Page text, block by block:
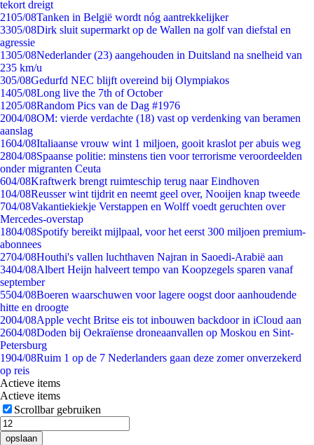
tekort dreigt
2105/08Tanken in België wordt nóg aantrekkelijker
3305/08Dirk sluit supermarkt op de Wallen na golf van diefstal en
agressie
1305/08Nederlander (23) aangehouden in Duitsland na snelheid van
235 km/u
305/08Gedurfd NEC blijft overeind bij Olympiakos
1405/08Long live the 7th of October
1205/08Random Pics van de Dag #1976
2004/08OM: vierde verdachte (18) vast op verdenking van beramen
aanslag
1604/08Italiaanse vrouw wint 1 miljoen, gooit kraslot per abuis weg
2804/08Spaanse politie: minstens tien voor terrorisme veroordeelden
onder migranten Ceuta
604/08Kraftwerk brengt ruimteschip terug naar Eindhoven
104/08Reusser wint tijdrit en neemt geel over, Nooijen knap tweede
704/08Vakantiekiekje Verstappen en Wolff voedt geruchten over
Mercedes-overstap
1804/08Spotify bereikt mijlpaal, voor het eerst 300 miljoen premium-
abonnees
2704/08Houthi's vallen luchthaven Najran in Saoedi-Arabië aan
3404/08Albert Heijn halveert tempo van Koopzegels sparen vanaf
september
5504/08Boeren waarschuwen voor lagere oogst door aanhoudende
hitte en droogte
2004/08Apple vecht Britse eis tot inbouwen backdoor in iCloud aan
2604/08Doden bij Oekraïense droneaanvallen op Moskou en Sint-
Petersburg
1904/08Ruim 1 op de 7 Nederlanders gaan deze zomer onverzekerd
op reis
Actieve items
Actieve items
Scrollbar gebruiken
opslaan